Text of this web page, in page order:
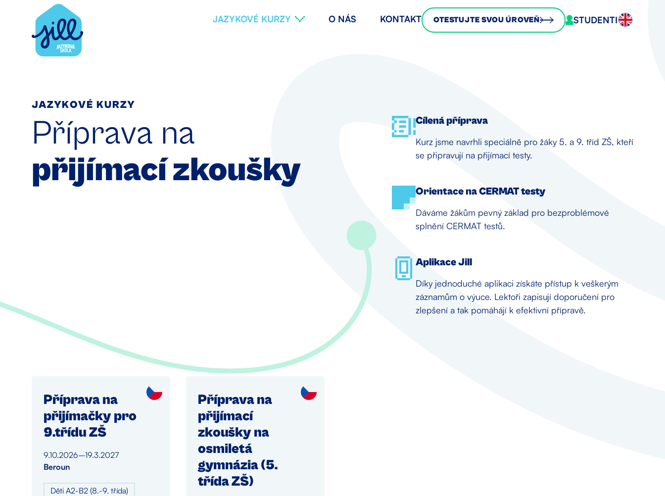
JAZYKOVÉ KURZY O NÁS KONTAKT OTESTUJTE SVOU ÚROVEŇ STUDENTI
JAZYKOVÉ KURZY
Příprava na
přijímací zkoušky
Cílená příprava
Kurz jsme navrhli speciálně pro žáky 5. a 9. tříd ZŠ, kteří
se připravují na přijímací testy.
Orientace na CERMAT testy
Dáváme žákům pevný základ pro bezproblémové
splnění CERMAT testů.
Aplikace Jill
Díky jednoduché aplikaci získáte přístup k veškerým
záznamům o výuce. Lektoři zapisují doporučení pro
zlepšení a tak pomáhájí k efektivní přípravě.
Příprava na
přijímačky pro
9.třídu ZŠ
9.10.2026–19.3.2027
Beroun
Děti A2-B2 (8.-9. třída)
Příprava na
přijímací
zkoušky na
osmiletá
gymnázia (5.
třída ZŠ)